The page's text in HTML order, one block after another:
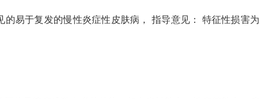
的易于复发的慢性炎症性皮肤病， 指导意见： 特征性损害为